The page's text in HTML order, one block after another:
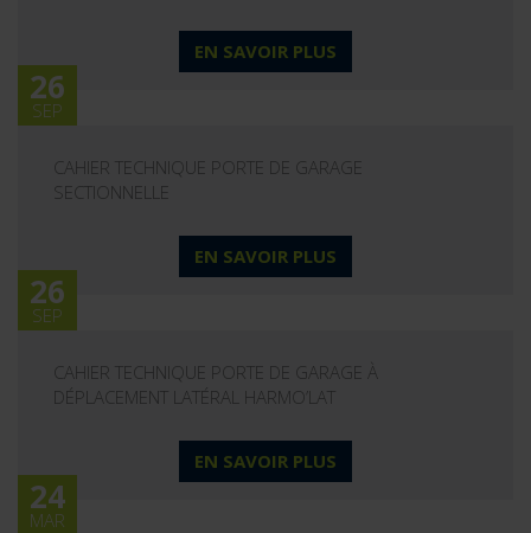
EN SAVOIR PLUS
26
SEP
CAHIER TECHNIQUE PORTE DE GARAGE
SECTIONNELLE
EN SAVOIR PLUS
26
SEP
CAHIER TECHNIQUE PORTE DE GARAGE À
DÉPLACEMENT LATÉRAL HARMO’LAT
EN SAVOIR PLUS
24
MAR